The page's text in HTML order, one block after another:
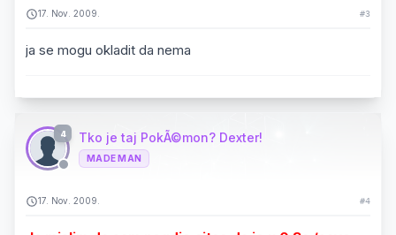
17. Nov. 2009. #3
ja se mogu okladit da nema
4 Tko je taj PokÃ©mon? Dexter!
MADE MAN
17. Nov. 2009. #4